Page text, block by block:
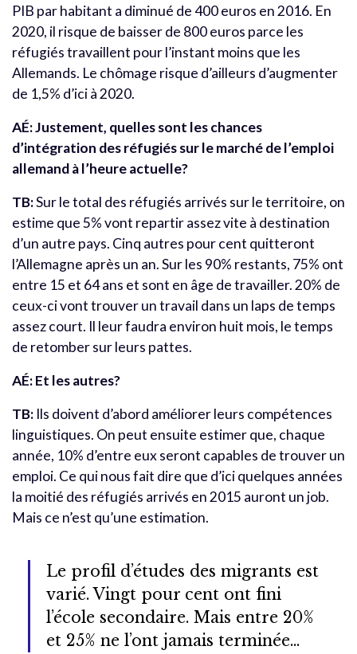
PIB par habitant a diminué de 400 euros en 2016. En
2020, il risque de baisser de 800 euros parce les
réfugiés travaillent pour l’instant moins que les
Allemands. Le chômage risque d’ailleurs d’augmenter
de 1,5% d’ici à 2020.
AÉ: Justement, quelles sont les chances
d’intégration des réfugiés sur le marché de l’emploi
allemand à l’heure actuelle?
TB:Sur le total des réfugiés arrivés sur le territoire, on
estime que 5% vont repartir assez vite à destination
d’un autre pays. Cinq autres pour cent quitteront
l’Allemagne après un an. Sur les 90% restants, 75% ont
entre 15 et 64 ans et sont en âge de travailler. 20% de
ceux-ci vont trouver un travail dans un laps de temps
assez court. Il leur faudra environ huit mois, le temps
de retomber sur leurs pattes.
AÉ: Et les autres?
TB: Ils doivent d’abord améliorer leurs compétences
linguistiques. On peut ensuite estimer que, chaque
année, 10% d’entre eux seront capables de trouver un
emploi. Ce qui nous fait dire que d’ici quelques années
la moitié des réfugiés arrivés en 2015 auront un job.
Mais ce n’est qu’une estimation.
Le profil d’études des migrants est
varié. Vingt pour cent ont fini
l’école secondaire. Mais entre 20%
et 25% ne l’ont jamais terminée…